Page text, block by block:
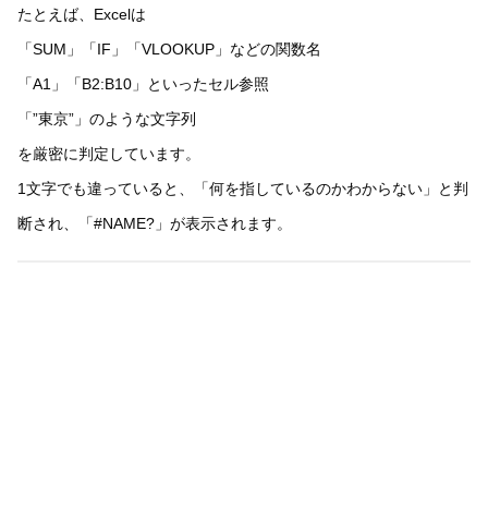
たとえば、Excelは
「SUM」「IF」「VLOOKUP」などの関数名
「A1」「B2:B10」といったセル参照
「”東京”」のような文字列
を厳密に判定しています。
1文字でも違っていると、「何を指しているのかわからない」と判
断され、「#NAME?」が表示されます。